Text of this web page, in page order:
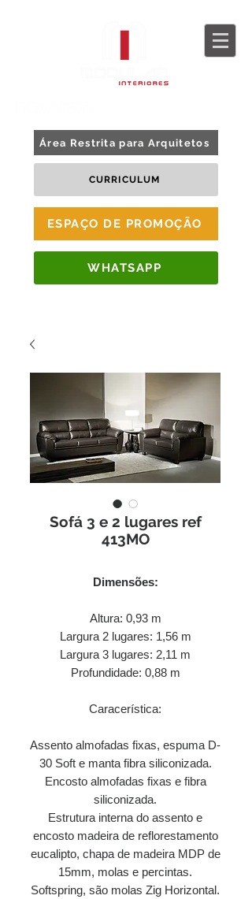
Área Restrita para Arquitetos
CURRICULUM
ESPAÇO DE PROMOÇÃO
WHATSAPP
Sofá 3 e 2 lugares ref
413MO
Dimensões:
Altura: 0,93 m
Largura 2 lugares: 1,56 m
Largura 3 lugares: 2,11 m
Profundidade: 0,88 m
Caracerística:
Assento almofadas fixas, espuma D-
30 Soft e manta fibra siliconizada.
Encosto almofadas fixas e fibra
siliconizada.
Estrutura interna do assento e
encosto madeira de reflorestamento
eucalipto, chapa de madeira MDP de
15mm, molas e percintas.
Softspring, são molas Zig Horizontal.